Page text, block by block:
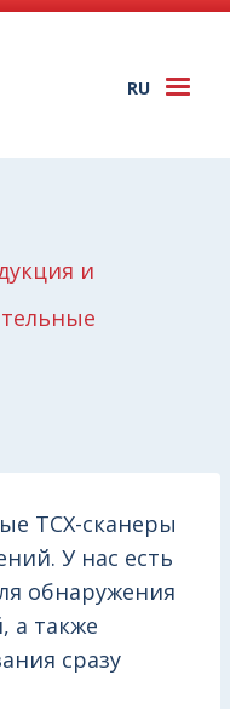
RU
и
ТСХ-сканеры
У нас есть
обнаружения
а также
сразу